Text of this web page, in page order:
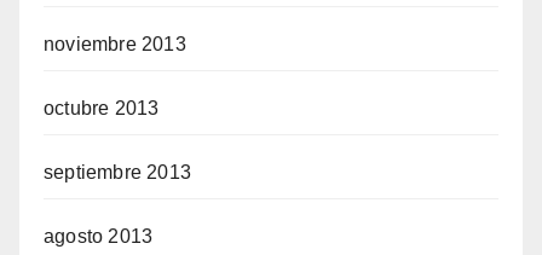
noviembre 2013
octubre 2013
septiembre 2013
agosto 2013